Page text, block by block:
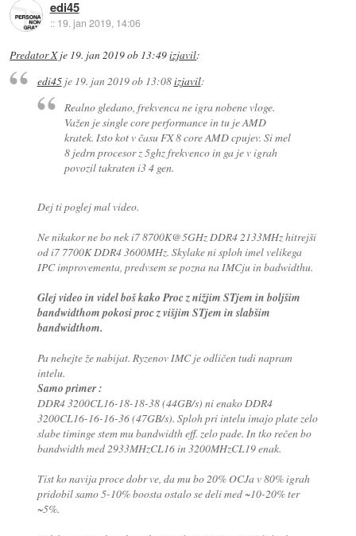
edi45
:: 19. jan 2019, 14:06
Predator Xje 19. jan 2019 ob 13:49izjavil:
edi45je 19. jan 2019 ob 13:08izjavil:
Realno gledano, frekvenca ne igra nobene vloge.
Važen je single core performance in tu je AMD
kratek. Isto kot v času FX 8 core AMD cpujev. Si mel
8 jedrn procesor z 5ghz frekvenco in ga je v igrah
povozil takraten i3 4 gen.
Dej ti poglej mal video.
Ne nikakor ne bo nek i7 8700K@5GHz DDR4 2133MHz hitrejši
od i7 7700K DDR4 3600MHz. Skylake ni sploh imel velikega
IPC improvementa, predvsem se pozna na IMCju in badwidthu.
Glej video in videl boš kako Proc z nižjim STjem in boljšim
bandwidthom pokosi proc z višjim STjem in slabšim
bandwidthom.
Pa nehejte že nabijat. Ryzenov IMC je odličen tudi napram
intelu.
Samo primer :
DDR4 3200CL16-18-18-38 (44GB/s) ni enako DDR4
3200CL16-16-16-36 (47GB/s). Sploh pri intelu imajo plate zelo
slabe timinge stem mu bandwidth eff. zelo pade. In tko rečen bo
bandwidth med 2933MHzCL16 in 3200MHzCL19 enak.
Tist ko navija proce dobr ve, da mu bo 20% OCJa v 80% igrah
pridobil samo 5-10% boosta ostalo se deli med ~10-20% ter
~5%.